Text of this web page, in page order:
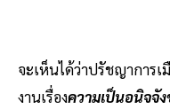
จะเห็นได้ว่าปรัชญาการเ
งานเรื่องความเป็นอนิจจั